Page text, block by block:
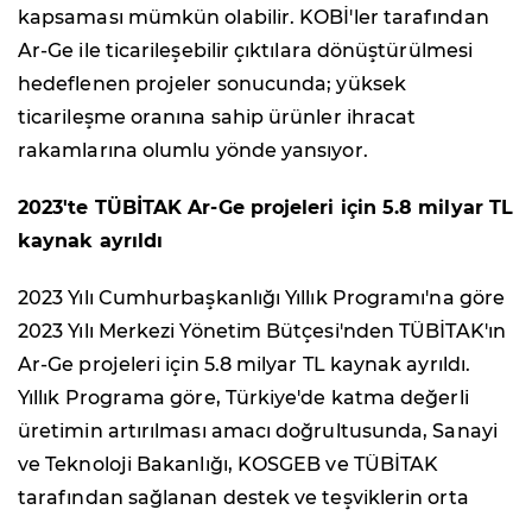
kapsaması mümkün olabilir. KOBİ'ler tarafından
Ar-Ge ile ticarileşebilir çıktılara dönüştürülmesi
hedeflenen projeler sonucunda; yüksek
ticarileşme oranına sahip ürünler ihracat
rakamlarına olumlu yönde yansıyor.
2023'te TÜBİTAK Ar-Ge projeleri için 5.8 milyar TL
kaynak ayrıldı
2023 Yılı Cumhurbaşkanlığı Yıllık Programı'na göre
2023 Yılı Merkezi Yönetim Bütçesi'nden TÜBİTAK'ın
Ar-Ge projeleri için 5.8 milyar TL kaynak ayrıldı.
Yıllık Programa göre, Türkiye'de katma değerli
üretimin artırılması amacı doğrultusunda, Sanayi
ve Teknoloji Bakanlığı, KOSGEB ve TÜBİTAK
tarafından sağlanan destek ve teşviklerin orta